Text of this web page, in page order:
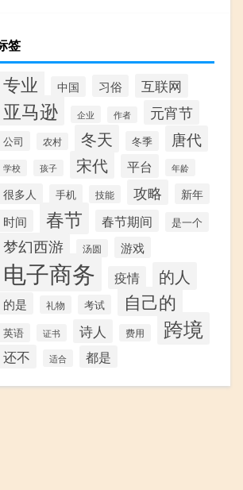
签
专业 中国 习俗 互联网
亚马逊 企业 作者 元宵节
公司 农村 冬天 冬季 唐代
学校 孩子 宋代 平台 年龄
很多人 手机 技能 攻略 新年
时间 春节 春节期间 是一个
梦幻西游 汤圆 游戏
电子商务 疫情 的人
的是 礼物 考试 自己的
英语 证书 诗人 费用 跨境
还不 适合 都是